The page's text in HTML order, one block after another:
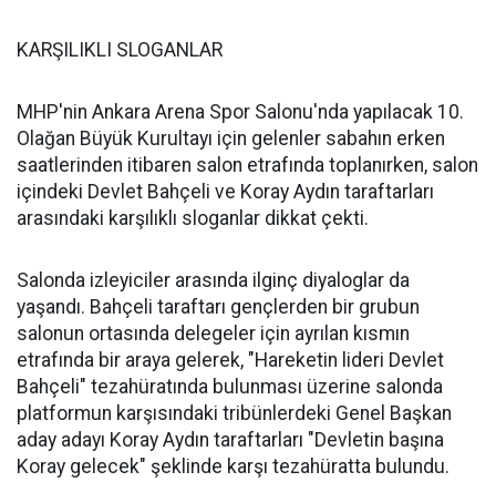
KARŞILIKLI SLOGANLAR
MHP'nin Ankara Arena Spor Salonu'nda yapılacak 10.
Olağan Büyük Kurultayı için gelenler sabahın erken
saatlerinden itibaren salon etrafında toplanırken, salon
içindeki Devlet Bahçeli ve Koray Aydın taraftarları
arasındaki karşılıklı sloganlar dikkat çekti.
Salonda izleyiciler arasında ilginç diyaloglar da
yaşandı. Bahçeli taraftarı gençlerden bir grubun
salonun ortasında delegeler için ayrılan kısmın
etrafında bir araya gelerek, "Hareketin lideri Devlet
Bahçeli" tezahüratında bulunması üzerine salonda
platformun karşısındaki tribünlerdeki Genel Başkan
aday adayı Koray Aydın taraftarları "Devletin başına
Koray gelecek" şeklinde karşı tezahüratta bulundu.